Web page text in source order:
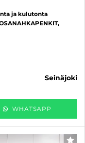
ja kulutonta
seinäjoki
WHATSAPP